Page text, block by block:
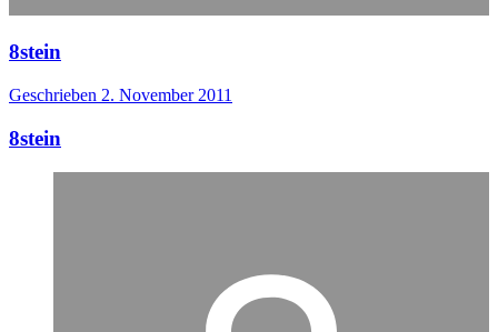
8stein
Geschrieben 2. November 2011
8stein